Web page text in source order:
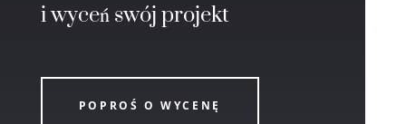
i wyceń swój projekt
POPROŚ O WYCENĘ